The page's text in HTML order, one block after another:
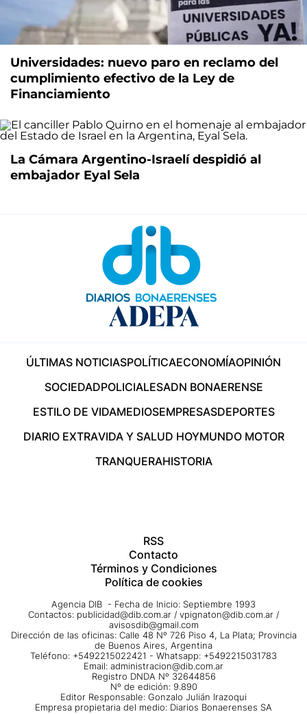
Universidades: nuevo paro en reclamo del
cumplimiento efectivo de la Ley de
Financiamiento
La Cámara Argentino-Israelí despidió al
embajador Eyal Sela
ÚLTIMAS NOTICIASPOLÍTICAECONOMÍAOPINIÓN
SOCIEDADPOLICIALESADN BONAERENSE
ESTILO DE VIDAMEDIOSEMPRESASDEPORTES
DIARIO EXTRAVIDA Y SALUD HOYMUNDO MOTOR
TRANQUERAHISTORIA
RSS
Contacto
Términos y Condiciones
Política de cookies
Agencia DIB - Fecha de Inicio: Septiembre 1993
Contactos: publicidad@dib.com.ar / vpignaton@dib.com.ar /
avisosdib@gmail.com
Dirección de las oficinas: Calle 48 Nº 726 Piso 4, La Plata; Provincia
de Buenos Aires, Argentina
Teléfono: +5492215022421 - Whatsapp: +5492215031783
Email: administracion@dib.com.ar
Registro DNDA Nº 32644856
Nº de edición: 9.890
Editor Responsable: Gonzalo Julián Irazoqui
Empresa propietaria del medio: Diarios Bonaerenses SA